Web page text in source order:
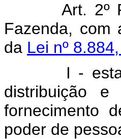
Art. 2º
Fazenda, com
da Lei nº
I -
distribuição
fornecimento
poder de